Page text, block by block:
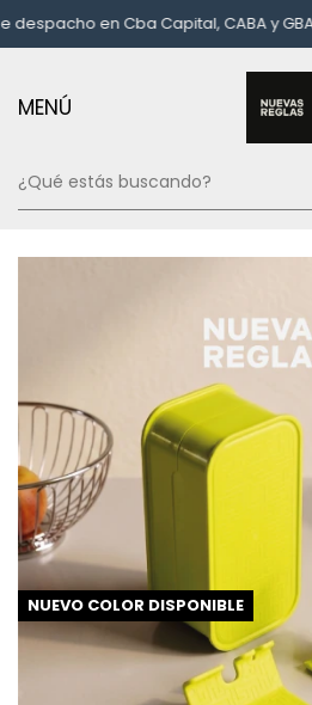
en Cba Capital, CABA y GBA
MENÚ
NUEVO COLOR DISPONIBLE